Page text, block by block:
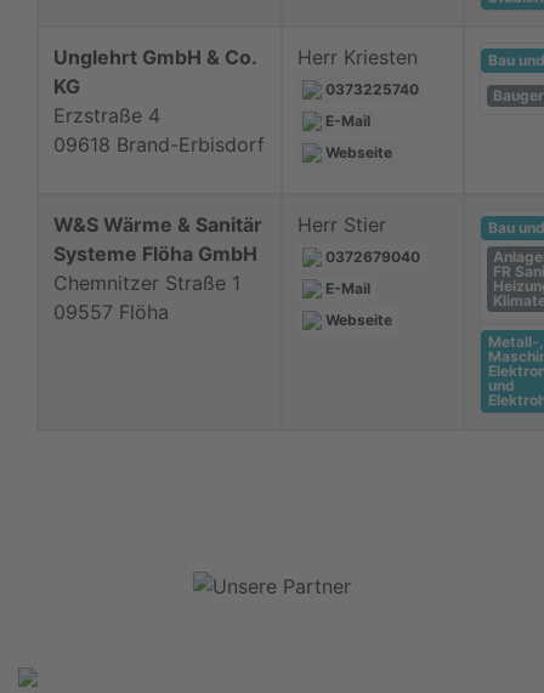
Unglehrt GmbH & Co.
KG
Erzstraße 4
09618 Brand-Erbisdorf
Herr Kriesten
0373225740
E-Mail
Webseite
Bau
W&S Wärme & Sanitär
Systeme Flöha GmbH
Chemnitzer Straße 1
09557 Flöha
Herr Stier
0372679040
E-Mail
Webseite
Bau
FR
Metall-,
und